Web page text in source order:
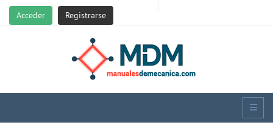
Acceder Registrarse